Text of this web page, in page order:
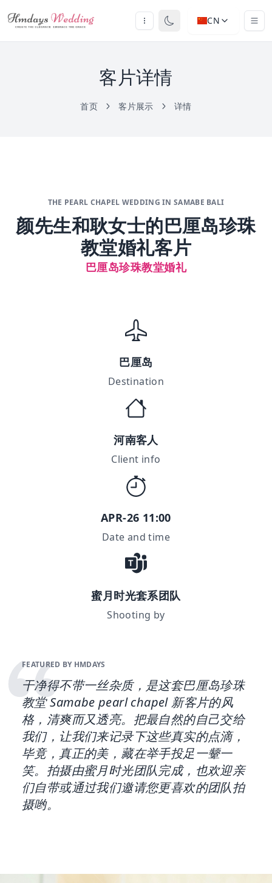
CN
客片详情
首页 客片展示 详情
THE PEARL CHAPEL WEDDING IN SAMABE BALI
颜先生和耿女士的巴厘岛珍珠
教堂婚礼客片
巴厘岛珍珠教堂婚礼
巴厘岛
Destination
河南客人
Client info
APR-26 11:00
Date and time
蜜月时光套系团队
Shooting by
FEATURED BY HMDAYS
干净得不带一丝杂质，是这套巴厘岛珍珠
教堂 Samabe pearl chapel 新客片的风
格，清爽而又透亮。把最自然的自己交给
我们，让我们来记录下这些真实的点滴，
毕竟，真正的美，藏在举手投足一颦一
笑。拍摄由蜜月时光团队完成，也欢迎亲
们自带或通过我们邀请您更喜欢的团队拍
摄哟。